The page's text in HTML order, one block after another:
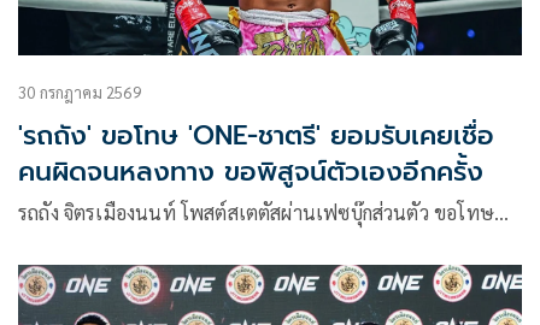
30 กรกฎาคม 2569
'รถถัง' ขอโทษ 'ONE-ชาตรี' ยอมรับเคยเชื่อ
คนผิดจนหลงทาง ขอพิสูจน์ตัวเองอีกครั้ง
รถถัง จิตรเมืองนนท์ โพสต์สเตตัสผ่านเฟซบุ๊กส่วนตัว ขอโทษ…